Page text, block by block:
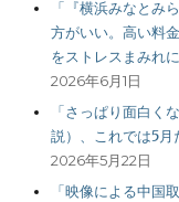
「『横浜みなと
方がいい。高い料
をストレスまみれ
2026年6月1日
「さっぱり面白く
説）、これでは5月
2026年5月22日
「映像による中国